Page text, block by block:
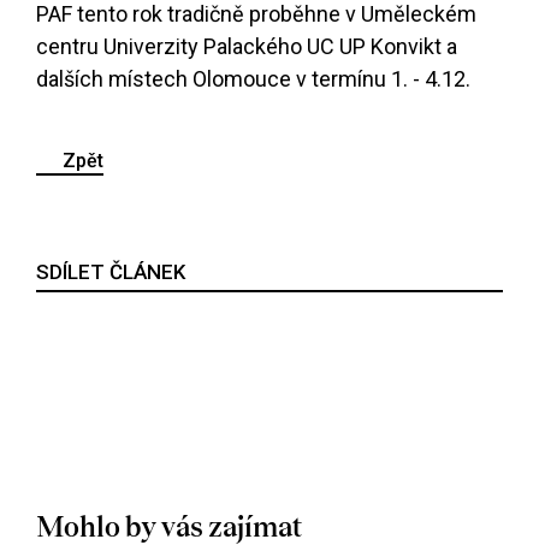
PAF tento rok tradičně proběhne v Uměleckém
centru Univerzity Palackého UC UP Konvikt a
dalších místech Olomouce v termínu 1. - 4.12.
Zpět
SDÍLET ČLÁNEK
Mohlo by vás zajímat